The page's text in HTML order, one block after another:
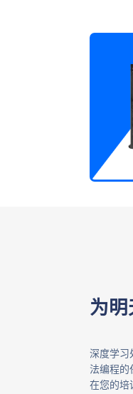
为
深度学习
法编程的
在您的培